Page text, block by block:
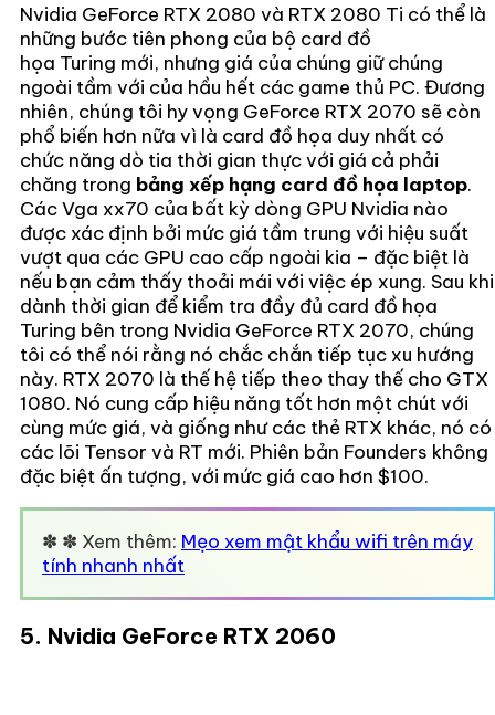
Nvidia GeForce RTX 2080 và RTX 2080 Ti có thể là
những bước tiên phong của bộ card đồ
họa Turing mới, nhưng giá của chúng giữ chúng
ngoài tầm với của hầu hết các game thủ PC. Đương
nhiên, chúng tôi hy vọng GeForce RTX 2070 sẽ còn
phổ biến hơn nữa vì là card đồ họa duy nhất có
chức năng dò tia thời gian thực với giá cả phải
chăng trong bảng xếp hạng card đồ họa laptop.
Các Vga xx70 của bất kỳ dòng GPU Nvidia nào
được xác định bởi mức giá tầm trung với hiệu suất
vượt qua các GPU cao cấp ngoài kia – đặc biệt là
nếu bạn cảm thấy thoải mái với việc ép xung. Sau khi
dành thời gian để kiểm tra đầy đủ card đồ họa
Turing bên trong Nvidia GeForce RTX 2070, chúng
tôi có thể nói rằng nó chắc chắn tiếp tục xu hướng
này. RTX 2070 là thế hệ tiếp theo thay thế cho GTX
1080. Nó cung cấp hiệu năng tốt hơn một chút với
cùng mức giá, và giống như các thẻ RTX khác, nó có
các lõi Tensor và RT mới. Phiên bản Founders không
đặc biệt ấn tượng, với mức giá cao hơn $100.
✽ ✽ Xem thêm: Mẹo xem mật khẩu wifi trên máy
tính nhanh nhất
5. Nvidia GeForce RTX 2060